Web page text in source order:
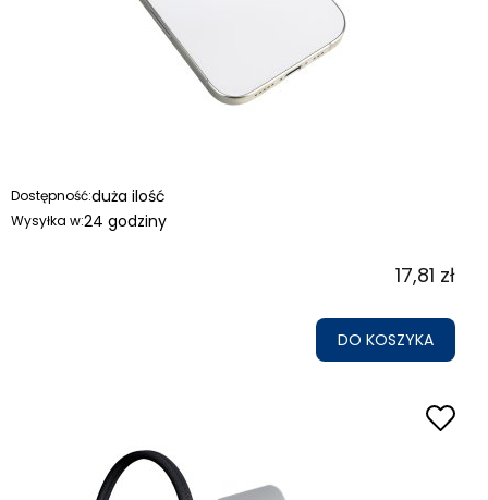
Dostępność:duża ilość
Wysyłka w:24 godziny
17,81 zł
DO KOSZYKA